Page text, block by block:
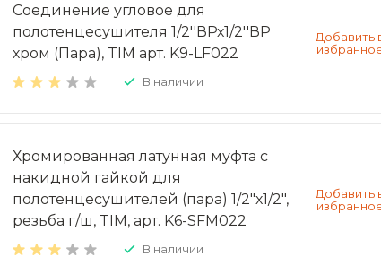
Соединение угловое для
полотенцесушителя 1/2''ВРх1/2''ВР
хром (Пара), TIM арт. K9-LF022
В наличии
Хромированная латунная муфта с
накидной гайкой для
полотенцесушителей (пара) 1/2"х1/2",
резьба г/ш, TIM, арт. K6-SFM022
В наличии